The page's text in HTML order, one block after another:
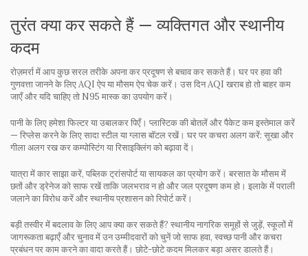
तुरंत क्या कर सकते हैं — व्यक्तिगत और स्थानीय
कदम
रोज़मर्रा में आप कुछ सरल तरीके अपना कर प्रदूषण से बचाव कर सकते हैं। घर पर हवा की
गुणवत्ता जानने के लिए AQI ऐप या मौसम ऐप चेक करें। उस दिन AQI खराब हो तो बाहर कम
जाएँ और यदि चाहिए तो N95 मास्क का उपयोग करें।
पानी के लिए हमेशा फिल्टर या उबालकर पिएँ। प्लास्टिक की बोतलें और पैकेट कम इस्तेमाल करें
— रिप्लेस करने के लिए सादा स्टील या ग्लास बॉटल रखें। घर पर कचरा अलग करें: सूखा और
गीला अलग रख कर कम्पोस्टिंग या रिसाइक्लिंग को बढ़ावा दें।
यात्रा में कार साझा करें, पब्लिक ट्रांसपोर्ट या सायकल का प्रयोग करें। बरसात के मौसम में
छतों और ड्रेनेज को साफ रखें ताकि जलभराव न हो और जल प्रदूषण कम हो। इलाके में पराली
जलाने का विरोध करें और स्थानीय प्रशासन को रिपोर्ट करें।
बड़ी तस्वीर में बदलाव के लिए आप क्या कर सकते हैं? स्थानीय नागरिक समूहों से जुड़ें, स्कूलों में
जागरूकता बढ़ाएँ और चुनाव में उन उम्मीदवारों को चुनें जो साफ हवा, स्वच्छ पानी और कचरा
प्रबंधन पर काम करने का वादा करते हैं। छोटे-छोटे कदम मिलकर बड़ा असर डालते हैं।